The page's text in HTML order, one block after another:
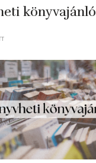
könyvajánló